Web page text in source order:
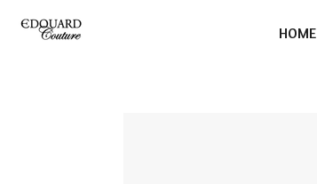
Ga
direct
HOME